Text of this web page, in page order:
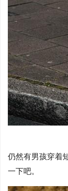
仍然有男孩穿着
一下吧。